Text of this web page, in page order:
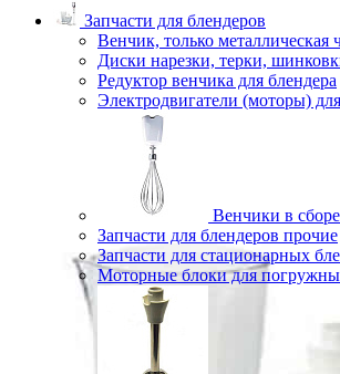
Запчасти для блендеров
Венчик, только металлическая
Диски нарезки, терки,
Редуктор венчика для блендера
Электродвигатели (моторы)
Венчики в
Запчасти для блендеров прочие
Запчасти для стационарных
Моторные блоки для